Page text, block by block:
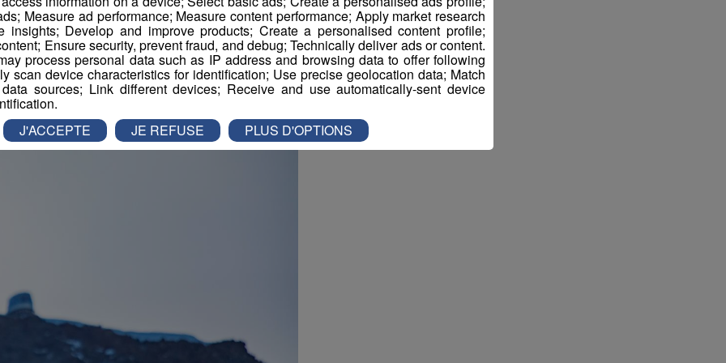
Savoie, dans les Alpes ou les Vosgesseront
clochette d'une chèvre un peu curieuse venue à votre
enclos en haute altitude par exemple.
Measure ad performance; Measure content performance; Apply market research
insights; Develop and improve products; Create a personalised content profile;
Ensure security, prevent fraud, and debug; Technically deliver ads or content.
process personal data such as IP address and browsing data to offer following
scan device characteristics for identification; Use precise geolocation data; Match
sources; Link different devices; Receive and use automatically-sent device
J'ACCEPTE JE REFUSE PLUS D'OPTIONS